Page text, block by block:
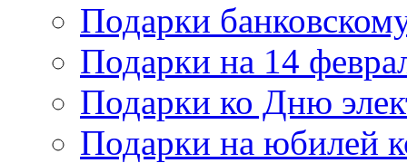
Подарки
Подарки на 14
Подарки ко Дню
Подарки на юбилей